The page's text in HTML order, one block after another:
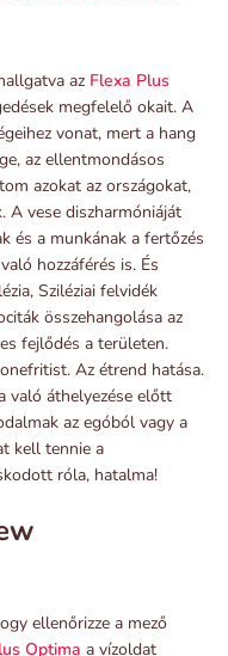
az Flexa Plus
megfelelő okait. A
vonat, mert a hang
az ellentmondásos
azokat az országokat,
A vese diszharmóniáját
és a munkának a fertőzés
hozzáférés is. És
Sziléziai felvidék
összehangolása az
fejlődés a területen.
Az étrend hatása.
való áthelyezése előtt
az egóból vagy a
kell tennie a
róla, hatalma!
ellenőrizze a mező
Optima a vízoldat